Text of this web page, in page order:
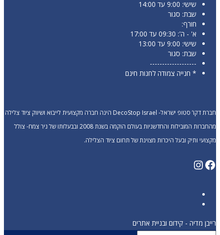
שישי: 9:00 עד 14:00
שבת: סגור
חורף:
א' - ה': 09:30 עד 17:00
שישי: 9:00 עד 13:00
שבת: סגור
-------------------
* חנייה צמודה לחנות חינם
חברת דקו’ סטופ ישראל- DecoStop Israel הינה חברה מקצועית לייבוא ושיווק ציוד צלילה
מהחברות המובילות והחדשניות בעולם הוקמה בשנת 2008 ובבעלותו של ניר צמח- צולל
מקצועי ותיק ובעל היכרות מצוינת של תחום ציוד הצלילה.
Facebook
Instagram
רייבן מדיה - קידום ובניית אתרים